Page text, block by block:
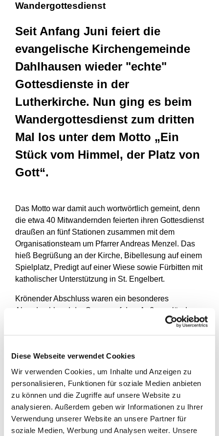
Diese Webseite verwendet Cookies
Wir verwenden Cookies, um Inhalte und Anzeigen zu
personalisieren, Funktionen für soziale Medien anbieten
zu können und die Zugriffe auf unsere Website zu
analysieren. Außerdem geben wir Informationen zu Ihrer
Verwendung unserer Website an unsere Partner für
soziale Medien, Werbung und Analysen weiter. Unsere
Wandergottesdienst
Seit Anfang Juni feiert die
evangelische Kirchengemeinde
Dahlhausen wieder "echte"
Gottesdienste in der
Lutherkirche. Nun ging es beim
Wandergottesdienst zum dritten
Mal los unter dem Motto „Ein
Stück vom Himmel, der Platz von
Gott“.
Das Motto war damit auch wortwörtlich gemeint, denn
die etwa 40 Mitwandernden feierten ihren Gottesdienst
draußen an fünf Stationen zusammen mit dem
Organisationsteam um Pfarrer Andreas Menzel. Das
hieß Begrüßung an der Kirche, Bibellesung auf einem
Spielplatz, Predigt auf einer Wiese sowie Fürbitten mit
katholischer Unterstützung in St. Engelbert.
Krönender Abschluss waren ein besonderes
Abendmahl und der Segen auf dem Außengelände
der Kindertagesstätte Gaußstraße in Oberdahlhausen.
Natürlich alles mit Abstand in Corona-Zeiten."
"Das war ein wunderschöner Gottesdienst", fasste
bewegt hat mich, dass wir zusammen Abendmahl
feiern konnten. Das fehlte mir in den letzten Monaten
sehr.“
Die Abendmahlfeier war auch für das Ehepaar Franz-
Heinrich und Marion Büttner-Homey etwas